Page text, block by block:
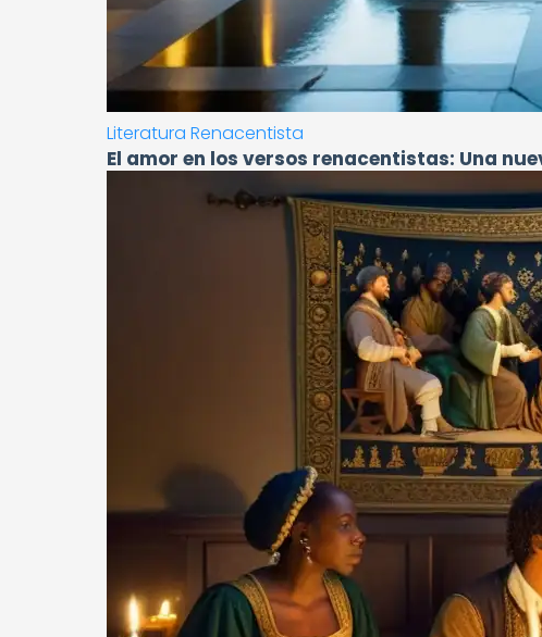
Literatura Renacentista
El amor en los versos renacentistas: Una